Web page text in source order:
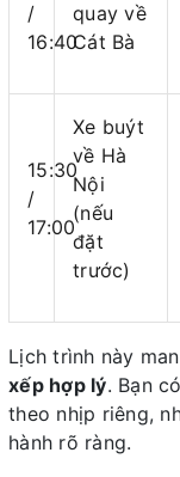
/
16:40
quay về
Cát Bà
15:30
/
17:00
Xe buýt
về Hà
Nội
(nếu
đặt
trước)
Lịch trình này
xếp hợp lý. Bạn
theo nhịp riêng,
hành rõ ràng.